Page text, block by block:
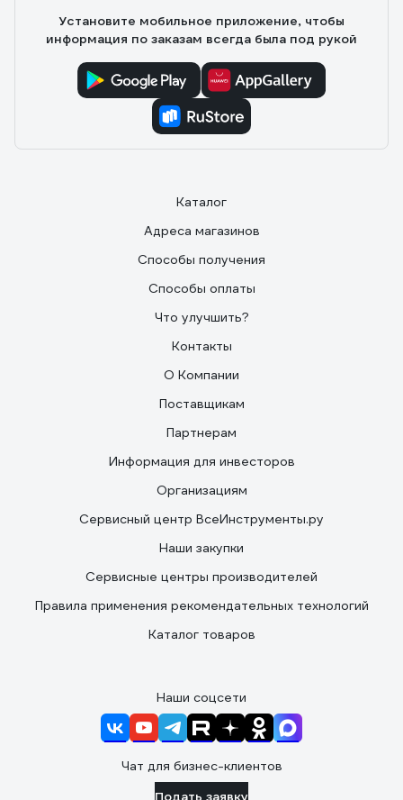
Установите мобильное приложение, чтобы
информация по заказам всегда была под рукой
Каталог
Адреса магазинов
Способы получения
Способы оплаты
Что улучшить?
Контакты
О Компании
Поставщикам
Партнерам
Информация для инвесторов
Организациям
Сервисный центр ВсеИнструменты.ру
Наши закупки
Сервисные центры производителей
Правила применения рекомендательных технологий
Каталог товаров
Наши соцсети
Чат для бизнес-клиентов
Подать заявку